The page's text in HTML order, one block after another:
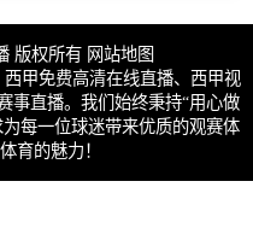
版权所有 网站地图
甲免费高清在线直播、西甲视
事直播。我们始终秉持“用心做
每一位球迷带来优质的观赛体
育的魅力！